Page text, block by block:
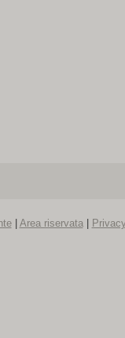
| Area riservata|